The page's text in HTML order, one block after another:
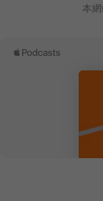
本